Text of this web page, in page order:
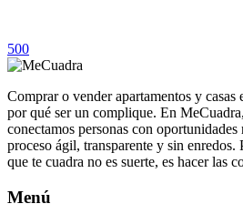
500
Comprar o vender apartamentos y casas
por qué ser un complique. En
conectamos personas con oportunidades
proceso ágil, transparente y sin enredos.
que te cuadra no es suerte, es hacer las
Menú